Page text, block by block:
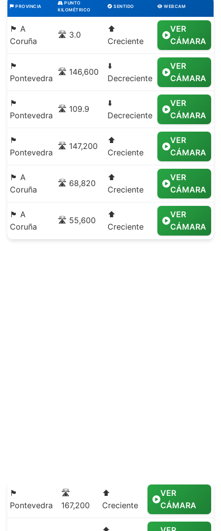
PROVINCIA
PUNTO
KILOMÉTRICO
SENTIDO WEBCAM
🏴 A
Coruña
🛣️ 3.0
⬆️
Creciente
VER
CÁMARA
🏴
Pontevedra
🛣️ 146,600
⬇️
Decreciente
VER
CÁMARA
🏴
Pontevedra
🛣️ 109.9
⬇️
Decreciente
VER
CÁMARA
🏴
Pontevedra
🛣️ 147,200
⬆️
Creciente
VER
CÁMARA
🏴 A
Coruña
🛣️ 68,820
⬆️
Creciente
VER
CÁMARA
🏴 A
Coruña
🛣️ 55,600
⬆️
Creciente
VER
CÁMARA
🏴
Pontevedra
🛣️
167,200
⬆️
Creciente
VER
CÁMARA